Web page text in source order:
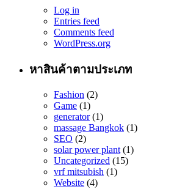
Log in
Entries feed
Comments feed
WordPress.org
หาสินค้าตามประเภท
Fashion (2)
Game (1)
generator(1)
massage Bangkok (1)
SEO (2)
solar power plant (1)
Uncategorized (15)
vrf mitsubish (1)
Website (4)